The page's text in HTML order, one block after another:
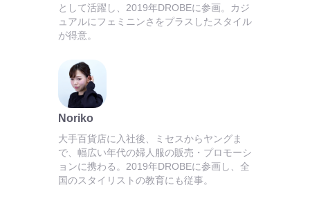
として活躍し、2019年DROBEに参画。カジ
ュアルにフェミニンさをプラスしたスタイル
が得意。
Noriko
大手百貨店に入社後、ミセスからヤングま
で、幅広い年代の婦人服の販売・プロモーシ
ョンに携わる。2019年DROBEに参画し、全
国のスタイリストの教育にも従事。